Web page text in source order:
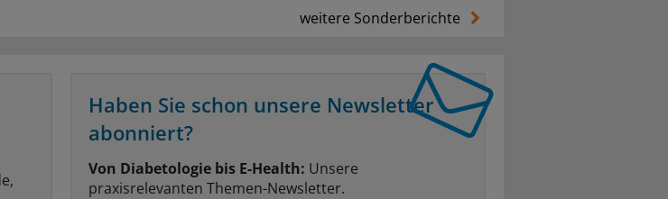
weitere Sonderberichte
Haben Sie schon unsere Newsletter
abonniert?
Von Diabetologie bis E-Health: Unsere
praxisrelevanten Themen-Newsletter.